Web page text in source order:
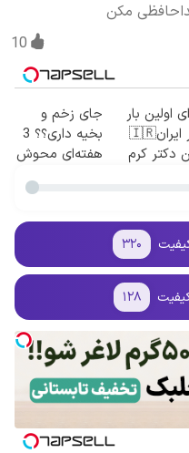
مکن
10
اولین بار
در ایران🇮🇷
دکتر کرم
جای زخم و
بخیه داری؟؟ 3
هفته‌ای محوش
۳۲۰
۱۲۸